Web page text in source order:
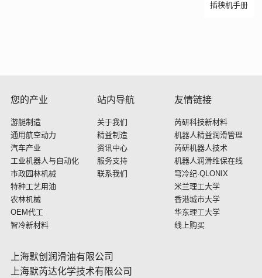
插秧机手册
您的产业
游艇制造
通用航空动力
汽车产业
工业机器人与自动化
市政园林机械
特种工艺用油
农林机械
OEM代工
智冷新材料
站内导航
关于我们
精益制造
资讯中心
服务支持
联系我们
友情链接
芮研科技新材料
机器人精益润滑管理
芮研机器人技术
机器人润滑维保在线
穹冷纪·QLONIX
米兰理工大学
香港城市大学
华东理工大学
线上购买
上海默创润滑油有限公司
上海默芮达化学技术有限公司